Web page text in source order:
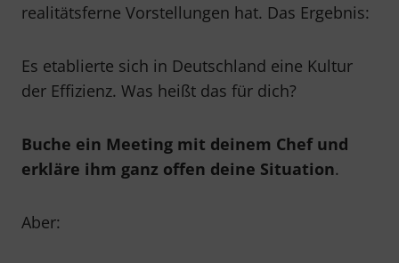
realitätsferne Vorstellungen hat. Das Ergebnis:
Es etablierte sich in Deutschland eine Kultur
der Effizienz. Was heißt das für dich?
Buche ein Meeting mit deinem Chef und
erkläre ihm ganz offen deine Situation.
Aber: